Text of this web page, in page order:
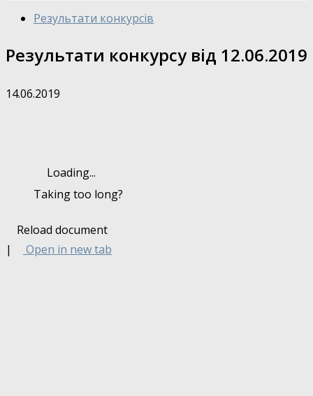
Результати конкурсів
Результати конкурсу від 12.06.2019
14.06.2019
Loading...
Taking too long?
Reload document
|
Open in new tab